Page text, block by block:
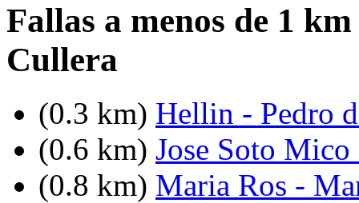
Fallas a menos de 1
Cullera
(0.3 km) Hellin - Pedro
(0.6 km) Jose Soto
(0.8 km) Maria Ros -